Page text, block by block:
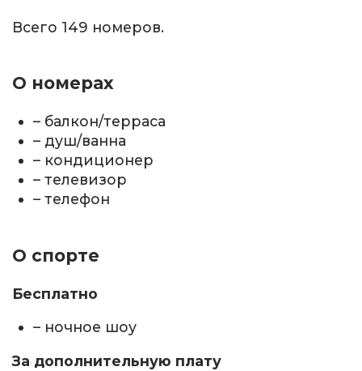
Всего 149 номеров.
О номерах
– балкон/терраса
– душ/ванна
– кондиционер
– телевизор
– телефон
О спорте
Бесплатно
– ночное шоу
За дополнительную плату